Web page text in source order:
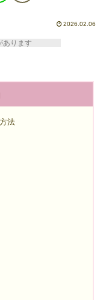
2026.02.06
があります
法